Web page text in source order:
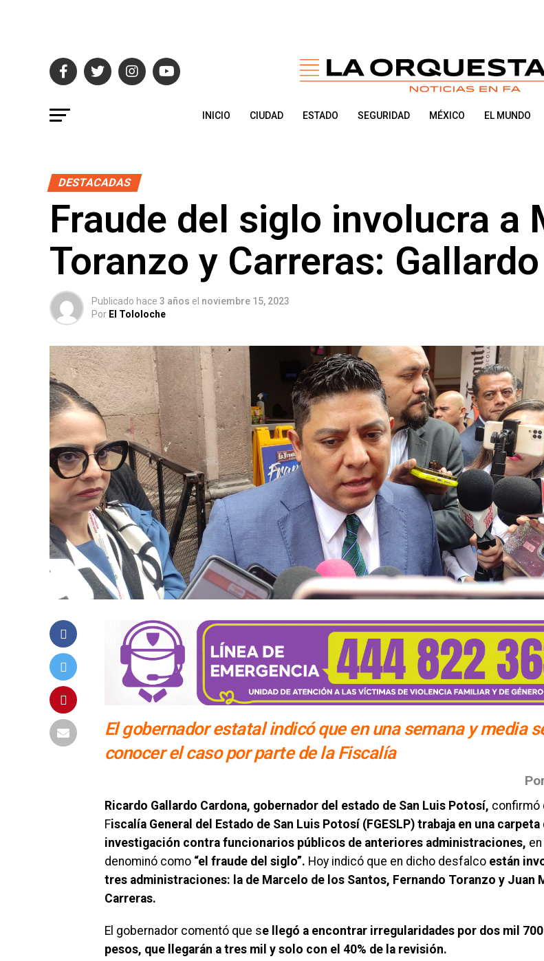
INICIO CIUDAD ESTADO SEGURIDAD MÉXICO EL MUNDO
DESTACADAS
Fraude del siglo involucra a
Toranzo y Carreras: Gallardo
Publicado hace 3 años el noviembre 15, 2023
Por El Tololoche
El gobernador estatal indicó que en una semana y media
conocer el caso por parte de la Fiscalía
Ricardo Gallardo Cardona, gobernador del estado de San Luis Potosí, confirmó
Fiscalía General del Estado de San Luis Potosí (FGESLP) trabaja en una carpeta
investigación contra funcionarios públicos de anteriores administraciones,
denominó como “el fraude del siglo”. Hoy indicó que en dicho desfalco están
tres administraciones: la de Marcelo de los Santos, Fernando Toranzo y Juan
Carreras.
El gobernador comentó que se llegó a encontrar irregularidades por dos mil
pesos, que llegarán a tres mil y solo con el 40% de la revisión.